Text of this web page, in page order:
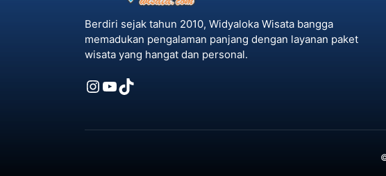
Berdiri sejak tahun 2010, Widyaloka Wisata bangga
memadukan pengalaman panjang dengan layanan paket
wisata yang hangat dan personal.
Instagram
YouTube
TikTok